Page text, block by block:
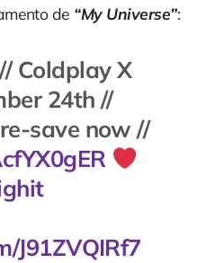
de “My Universe”:
// Coldplay X
24th //
save now //
J91ZVQIRf7